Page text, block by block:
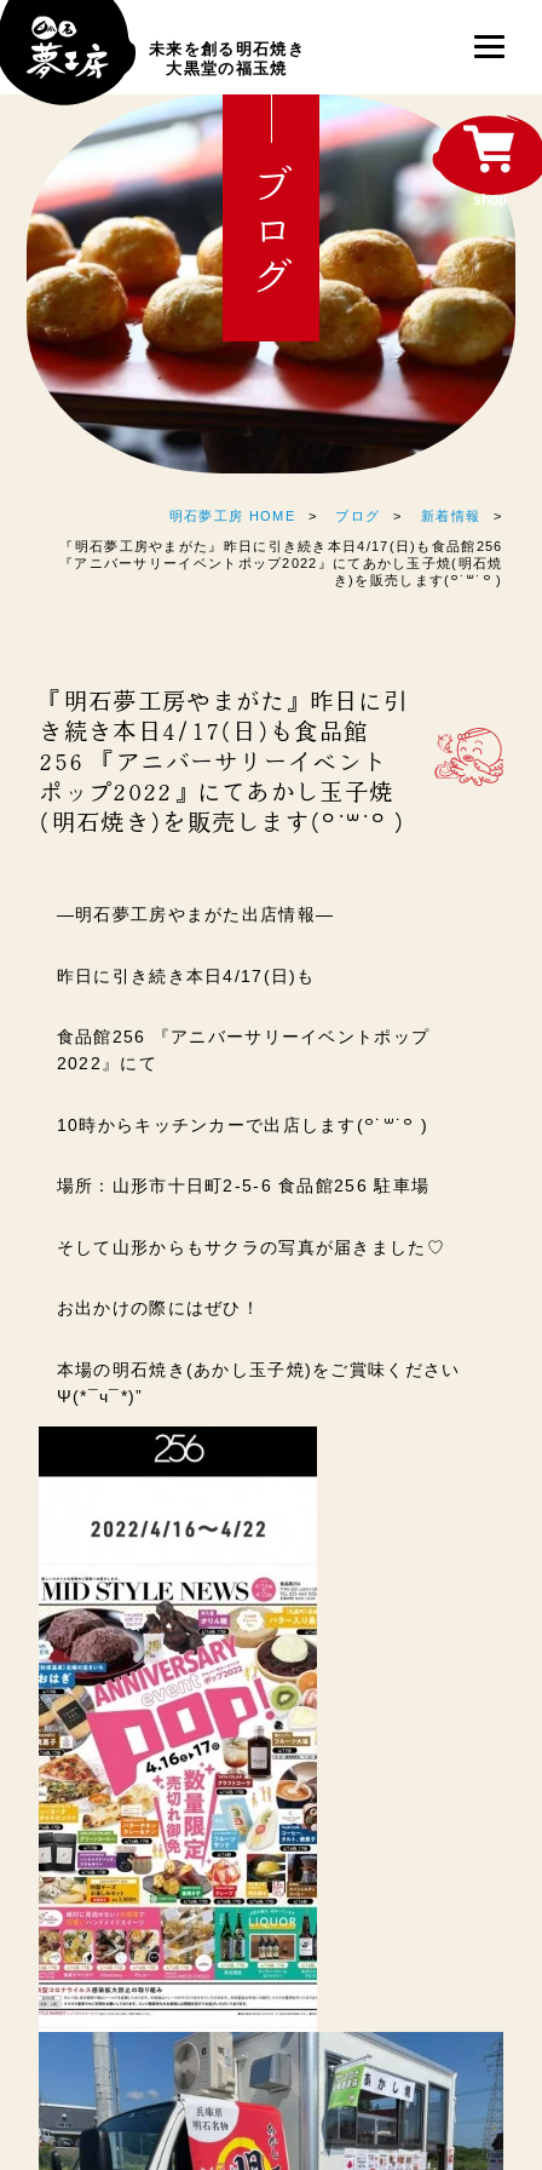
未来を創る明石焼き
大黒堂の福玉焼
ブログ
明石夢工房 HOME ブログ 新着情報
『明石夢工房やまがた』昨日に引き続き本日4/17(日)も食品館256
『アニバーサリーイベントポップ2022』にてあかし玉子焼(明石焼
き)を販売します(꒪˙꒳˙꒪ )
『明石夢工房やまがた』昨日に引
き続き本日4/17(日)も食品館
256 『アニバーサリーイベント
ポップ2022』にてあかし玉子焼
(明石焼き)を販売します(꒪˙꒳˙꒪ )
―明石夢工房やまがた出店情報―
昨日に引き続き本日4/17(日)も
食品館256 『アニバーサリーイベントポップ
2022』にて
10時からキッチンカーで出店します(꒪˙꒳˙꒪ )
場所：山形市十日町2-5-6 食品館256 駐車場
そして山形からもサクラの写真が届きました♡
お出かけの際にはぜひ！
本場の明石焼き(あかし玉子焼)をご賞味ください
Ψ(*¯ч¯*)”
shop